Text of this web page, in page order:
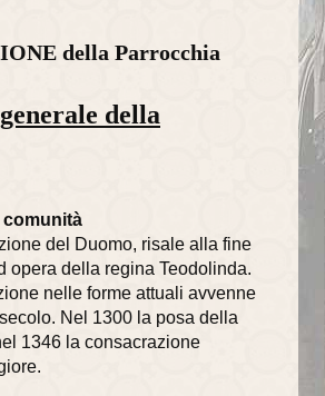
della Parrocchia
della
comunità
del Duomo, risale alla fine
opera della regina Teodolinda.
nelle forme attuali avvenne
Nel 1300 la posa della
1346 la consacrazione